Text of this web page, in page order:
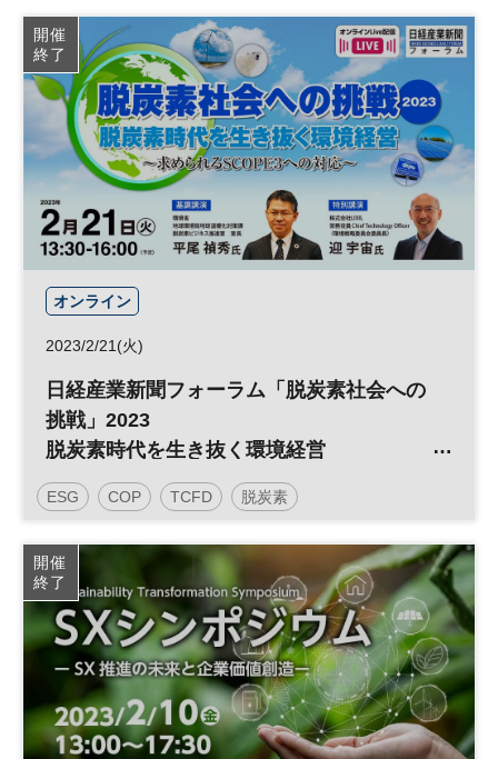
開催
終了
オンライン
2023/2/21(火)
日経産業新聞フォーラム「脱炭素社会への
挑戦」2023
脱炭素時代を生き抜く環境経営
～求められるSCOPE３への対応～【オン
ラインLive配信】
ESG COP TCFD 脱炭素
カーボンニュートラル エネルギー SDGs
太陽光発電 RE100 参加無料
日経産業新聞フォーラム
開催
終了